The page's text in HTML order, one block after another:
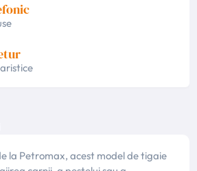
la Petromax, acest model de tigaie